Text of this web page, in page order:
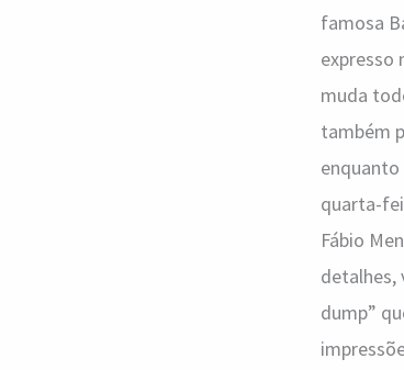
famosa
expresso
muda
também
quarta-
Fábio
detalhes,
dump”